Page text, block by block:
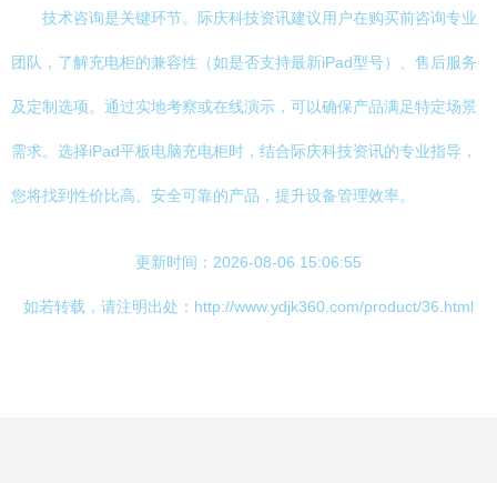
技术咨询是关键环节。际庆科技资讯建议用户在购买前咨询专业
团队，了解充电柜的兼容性（如是否支持最新iPad型号）、售后服务
及定制选项。通过实地考察或在线演示，可以确保产品满足特定场景
需求。选择iPad平板电脑充电柜时，结合际庆科技资讯的专业指导，
您将找到性价比高、安全可靠的产品，提升设备管理效率。
更新时间：2026-08-06 15:06:55
如若转载，请注明出处：http://www.ydjk360.com/product/36.html